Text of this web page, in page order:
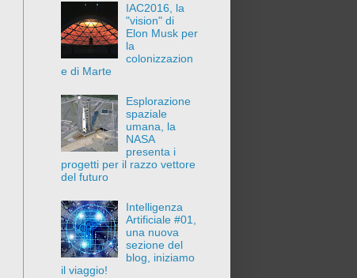
IAC2016, la
"vision" di
Elon Musk per
la
colonizzazion
e di Marte
Esplorazione
spaziale
umana, la
NASA
presenta i
progetti per il razzo vettore
del futuro
Intelligenza
Artificiale #01,
una nuova
sezione del
blog, iniziamo
il viaggio!